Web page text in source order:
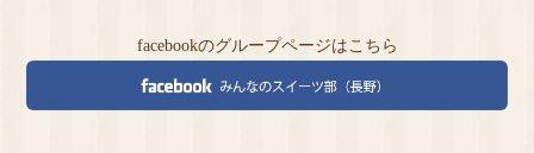
facebookのグループページはこちら